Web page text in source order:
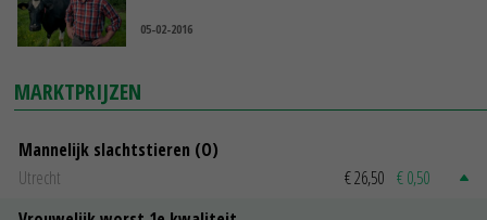
05-02-2016
MARKTPRIJZEN
Mannelijk slachtstieren (O)
Utrecht
€ 26,50 € 0,50